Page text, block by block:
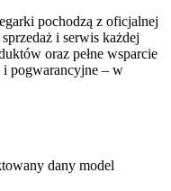
pochodzą z oficjalnej
i serwis każdej
oraz pełne wsparcie
pogwarancyjne – w
dany model